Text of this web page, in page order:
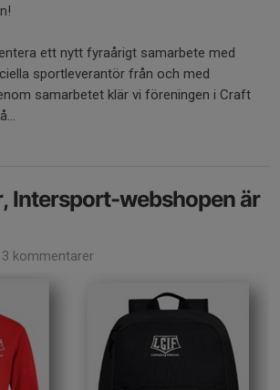
ett nytt fyraårigt samarbete med
sportleverantör från och med
samarbetet klär vi föreningen i Craft
Intersport-webshopen är
3 kommentarer